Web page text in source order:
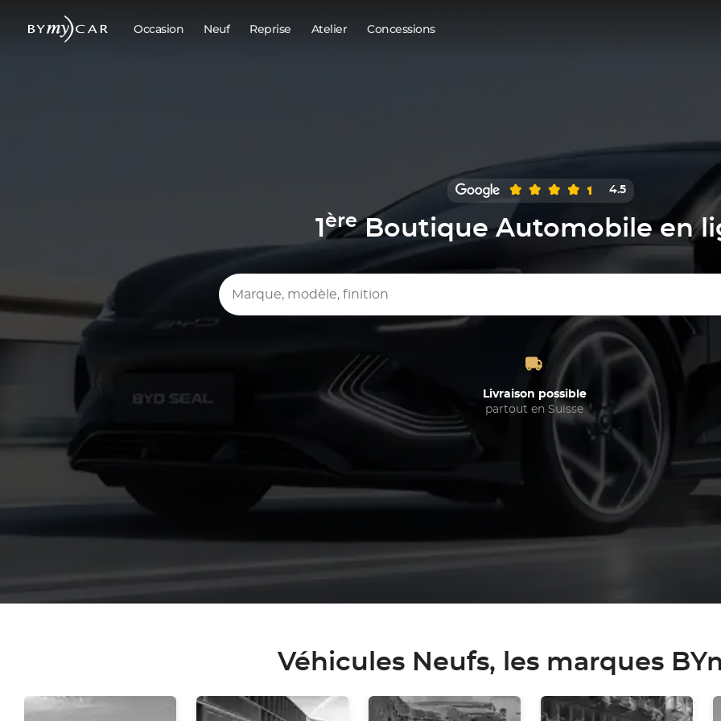
Occasion Neuf Reprise Atelier Concessions
4.5
1 èreBoutique Automobile en
Marque, modèle, finition
Livraison possible
partout en Suisse
Véhicules Neufs, les marques